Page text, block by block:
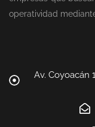
operatividad
Av. Coyoacán